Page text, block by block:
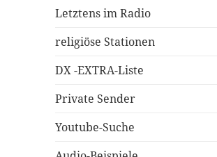
Letztens im Radio
religiöse Stationen
DX -EXTRA-Liste
Private Sender
Youtube-Suche